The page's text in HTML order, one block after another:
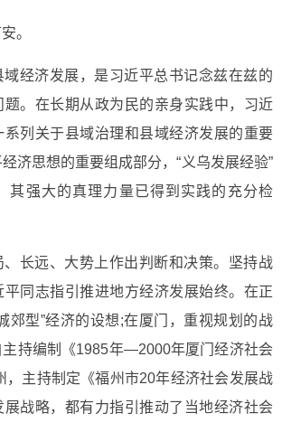
。
域经济发展，是习近平总书记念兹在兹的
题。在长期从政为民的亲身实践中，习近
系列关于县域治理和县域经济发展的重要
济思想的重要组成部分，“义乌发展经验”
其强大的真理力量已得到实践的充分检
、长远、大势上作出判断和决策。坚持战
平同志指引推进地方经济发展始终。在正
郊型”经济的设想;在厦门，重视规划的战
主持编制《1985年—2000年厦门经济社会
，主持制定《福州市20年经济社会发展战
展战略，都有力指引推动了当地经济社会